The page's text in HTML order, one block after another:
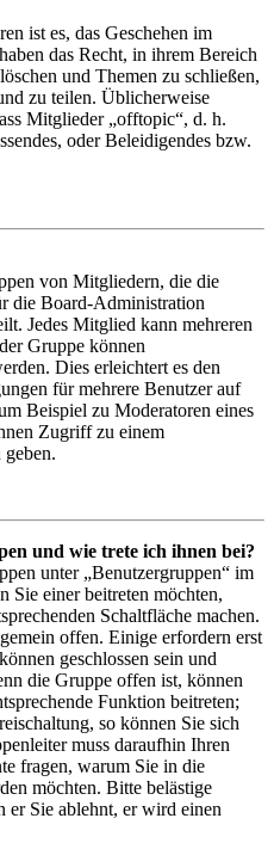
ist es, das Geschehen im
das Recht, in ihrem Bereich
und Themen zu schließen,
zu teilen. Üblicherweise
Mitglieder „offtopic“, d. h.
oder Beleidigendes bzw.
von Mitgliedern, die die
die Board-Administration
Jedes Mitglied kann mehreren
Gruppe können
Dies erleichtert es den
für mehrere Benutzer auf
Beispiel zu Moderatoren eines
Zugriff zu einem
und wie trete ich ihnen bei?
unter „Benutzergruppen“ im
Sie einer beitreten möchten,
Schaltfläche machen.
offen. Einige erfordern erst
geschlossen sein und
die Gruppe offen ist, können
Funktion beitreten;
so können Sie sich
muss daraufhin Ihren
fragen, warum Sie in die
möchten. Bitte belästige
er Sie ablehnt, er wird einen